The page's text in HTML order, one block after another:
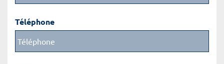
Téléphone